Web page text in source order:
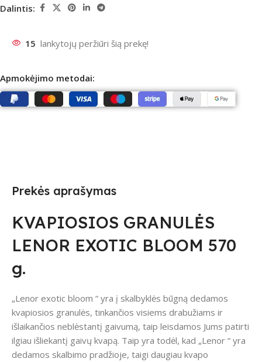
Dalintis:
15 lankytojų peržiūri šią prekę!
Apmokėjimo metodai:
Prekės aprašymas
KVAPIOSIOS GRANULĖS
LENOR EXOTIC BLOOM 570
g.
„Lenor exotic bloom “ yra į skalbyklės būgną dedamos
kvapiosios granulės, tinkančios visiems drabužiams ir
išlaikančios neblėstantį gaivumą, taip leisdamos Jums patirti
ilgiau išliekantį gaivų kvapą. Taip yra todėl, kad „Lenor “ yra
dedamos skalbimo pradžioje, taigi daugiau kvapo